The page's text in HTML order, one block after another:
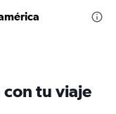
tu viaje